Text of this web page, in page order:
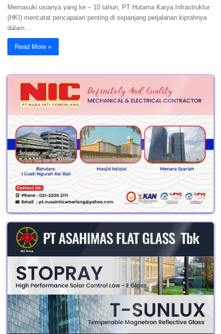
Memasuki usianya yang ke – 10 tahun, PT Hutama Karya Infrastruktur
(HKI) mencatat pencapaian penting di sepanjang perjalanan kiprahnya
dalam…
Read More »